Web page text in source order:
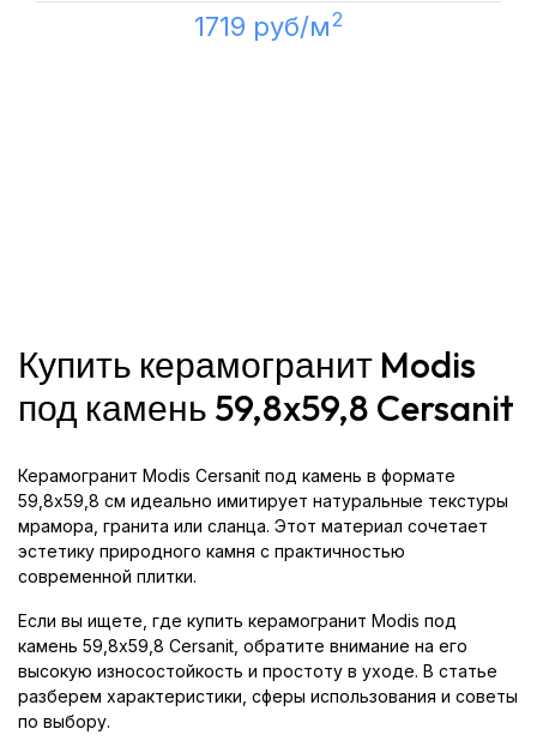
1719 руб/м2
Купить керамогранит Modis
под камень 59,8x59,8 Cersanit
Керамогранит Modis Cersanit под камень в формате
59,8x59,8 см идеально имитирует натуральные текстуры
мрамора, гранита или сланца. Этот материал сочетает
эстетику природного камня с практичностью
современной плитки.
Если вы ищете, где купить керамогранит Modis под
камень 59,8x59,8 Cersanit, обратите внимание на его
высокую износостойкость и простоту в уходе. В статье
разберем характеристики, сферы использования и советы
по выбору.